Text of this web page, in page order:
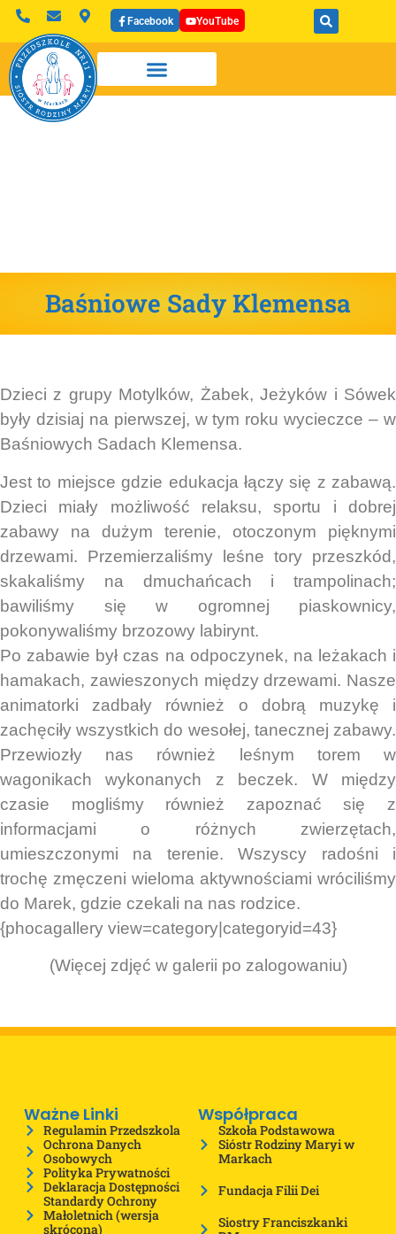
Facebook YouTube
Baśniowe Sady Klemensa
Dzieci z grupy Motylków, Żabek, Jeżyków i Sówek
były dzisiaj na pierwszej, w tym roku wycieczce – w
Baśniowych Sadach Klemensa.
Jest to miejsce gdzie edukacja łączy się z zabawą.
Dzieci miały możliwość relaksu, sportu i dobrej
zabawy na dużym terenie, otoczonym pięknymi
drzewami. Przemierzaliśmy leśne tory przeszkód,
skakaliśmy na dmuchańcach i trampolinach;
bawiliśmy się w ogromnej piaskownicy,
pokonywaliśmy brzozowy labirynt.
Po zabawie był czas na odpoczynek, na leżakach i
hamakach, zawieszonych między drzewami. Nasze
animatorki zadbały również o dobrą muzykę i
zachęciły wszystkich do wesołej, tanecznej zabawy.
Przewiozły nas również leśnym torem w
wagonikach wykonanych z beczek. W między
czasie mogliśmy również zapoznać się z
informacjami o różnych zwierzętach,
umieszczonymi na terenie. Wszyscy radośni i
trochę zmęczeni wieloma aktywnościami wróciliśmy
do Marek, gdzie czekali na nas rodzice.
{phocagallery view=category|categoryid=43}
(Więcej zdjęć w galerii po zalogowaniu)
Ważne Linki
Regulamin Przedszkola
Ochrona Danych
Osobowych
Polityka Prywatności
Deklaracja Dostępności
Standardy Ochrony
Małoletnich (wersja
skrócona)
Współpraca
Szkoła Podstawowa
Sióstr Rodziny Maryi w
Markach
Fundacja Filii Dei
Siostry Franciszkanki